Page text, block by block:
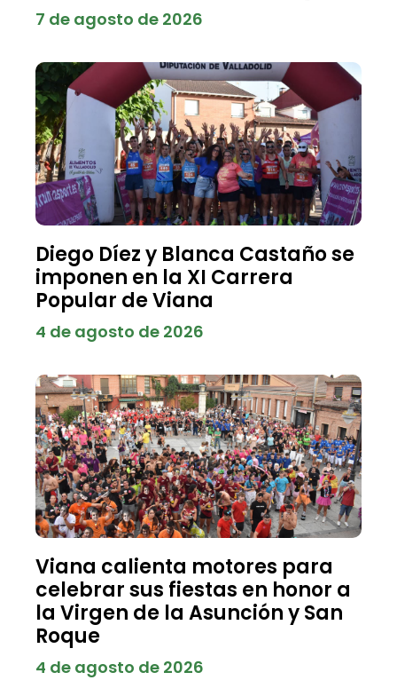
7 de agosto de 2026
Diego Díez y Blanca Castaño se
imponen en la XI Carrera
Popular de Viana
4 de agosto de 2026
Viana calienta motores para
celebrar sus fiestas en honor a
la Virgen de la Asunción y San
Roque
4 de agosto de 2026